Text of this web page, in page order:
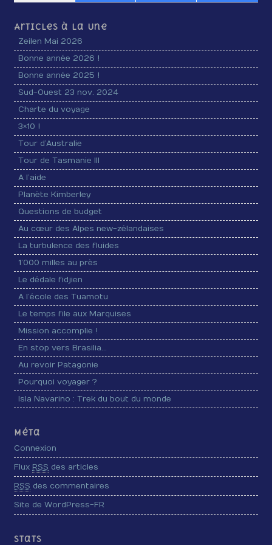
Articles à la Une
Zeilen Mai 2026
Bonne année 2026 !
Bonne année 2025 !
Sud-Ouest 23 nov. 2024
Charte du voyage
3×10 !
Tour d’Australie
Tour de Tasmanie III
A l’aide
Planète Kimberley
Questions de budget
Au cœur des Alpes new-zélandaises
La turbulence des fluides
1’000 milles au près
Le dédale fidjien
A l’école des Tuamotu
Le temps file aux Marquises
Mission accomplie !
En stop vers Brasilia…
Au revoir Patagonie
Pourquoi voyager ?
Isla Navarino : Trek du bout du monde
Méta
Connexion
Flux RSS des articles
RSS des commentaires
Site de WordPress-FR
Stats